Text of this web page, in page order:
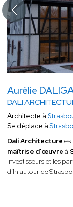
Aurélie
DALI
Architecte à
Se déplace à
Dali Architecture
maîtrise d’œuvre à
investisseurs et les
d'1h autour de